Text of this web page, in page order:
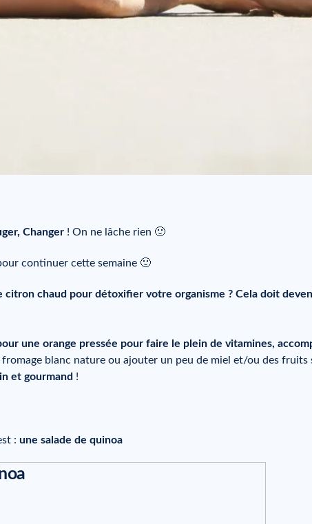
Changer ! On ne lâche rien 🙂
continuer cette semaine 🙂
citron chaud pour détoxifier votre organisme ? Cela doit
une orange pressée pour faire le plein de vitamines,
blanc nature ou ajouter un peu de miel et/ou des fruits
et gourmand !
: une salade de quinoa